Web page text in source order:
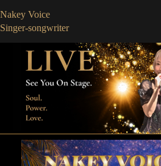
ン
テ
ン
Nakey Voice
Singer-songwriter